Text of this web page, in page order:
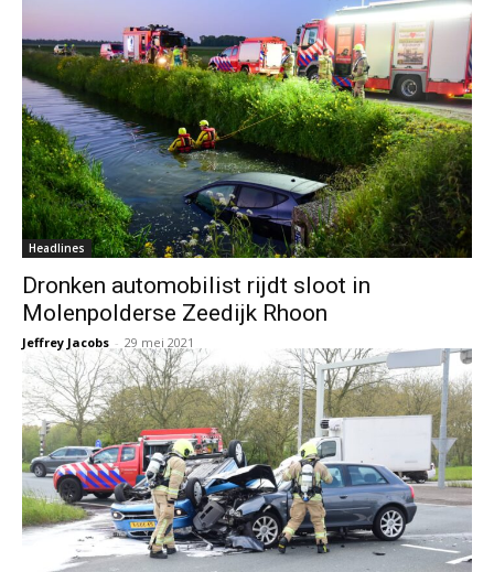
Headlines
Dronken automobilist rijdt sloot in
Molenpolderse Zeedijk Rhoon
Jeffrey Jacobs - 29 mei 2021